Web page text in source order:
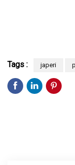
Tags : japeri